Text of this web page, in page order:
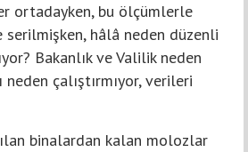
ortadayken, bu ölçümlerle
hâlâ neden düzenli
Bakanlık ve Valilik neden
çalıştırmıyor, verileri
binalardan kalan molozlar